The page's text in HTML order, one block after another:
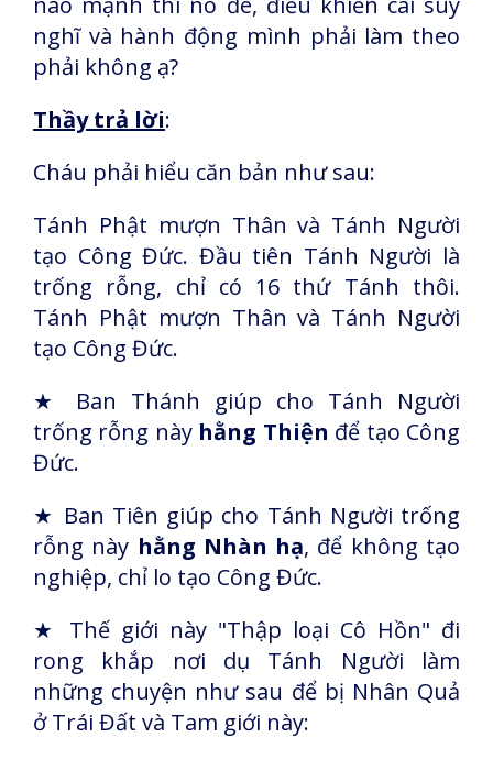
nghĩ và hành động mình phải làm theo
phải không ạ?
Thầy trả lời:
Cháu phải hiểu căn bản như sau:
Tánh Phật mượn Thân và Tánh Người
tạo Công Đức. Đầu tiên Tánh Người là
trống rỗng, chỉ có 16 thứ Tánh thôi.
Tánh Phật mượn Thân và Tánh Người
tạo Công Đức.
★
Ban Thánh giúp cho Tánh Người
trống rỗng này hằng Thiện để tạo Công
Đức.
★ Ban Tiên giúp cho Tánh Người trống
rỗng này hằng Nhàn hạ, để không tạo
nghiệp, chỉ lo tạo Công Đức.
★
Thế giới này "Thập loại Cô Hồn" đi
rong khắp nơi dụ Tánh Người làm
những chuyện như sau để bị Nhân Quả
ở Trái Đất và Tam giới này: